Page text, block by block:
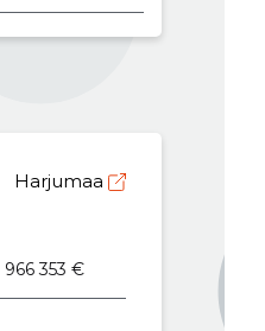
Harjumaa
966 353 €